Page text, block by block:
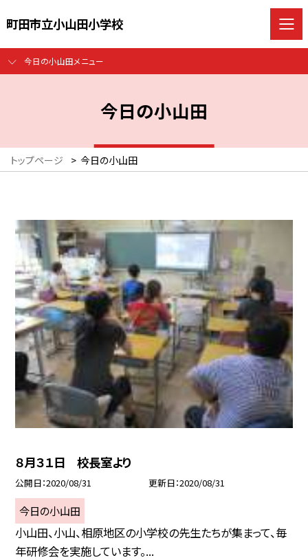
町田市立小山田小学校
今日の小山田メニュー
今日の小山田
トップページ > 今日の小山田
８月３１日 校長室より
公開日 2020/08/31 更新日 2020/08/31
今日の小山田
小山田、小山、相原地区の小学校の先生たちが集まって、毎
年研修会を実施しています。...